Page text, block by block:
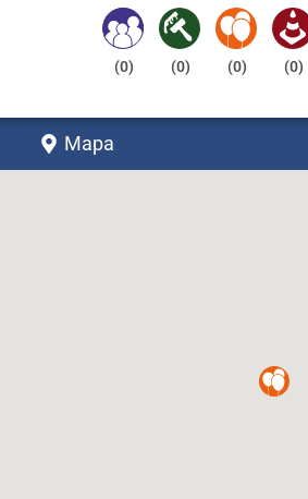
(0) (0) (0) (0)
Mapa